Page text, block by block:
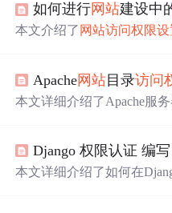
如何进行网站建设中
本文介绍了 网站访问权限设
Apache网站目录访问
本文详细介绍了Apache服
需重启服务器。
Django 权限认证 编
本文详细介绍了如何在